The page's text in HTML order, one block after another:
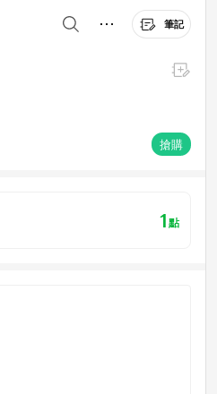
筆記
搶購
1點